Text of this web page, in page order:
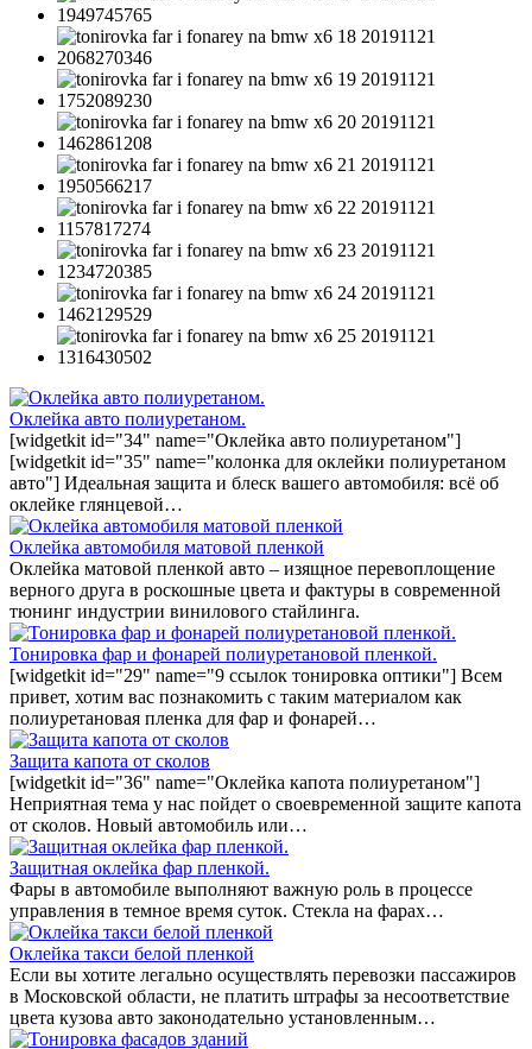
Оклейка авто полиуретаном.
[widgetkit id="34" name="Оклейка авто полиуретаном"]
[widgetkit id="35" name="колонка для оклейки полиуретаном
авто"] Идеальная защита и блеск вашего автомобиля: всё об
оклейке глянцевой…
Оклейка автомобиля матовой пленкой
Оклейка матовой пленкой авто – изящное перевоплощение
верного друга в роскошные цвета и фактуры в современной
тюнинг индустрии винилового стайлинга.
Тонировка фар и фонарей полиуретановой пленкой.
[widgetkit id="29" name="9 ссылок тонировка оптики"] Всем
привет, хотим вас познакомить с таким материалом как
полиуретановая пленка для фар и фонарей…
Защита капота от сколов
[widgetkit id="36" name="Оклейка капота полиуретаном"]
Неприятная тема у нас пойдет о своевременной защите капота
от сколов. Новый автомобиль или…
Защитная оклейка фар пленкой.
Фары в автомобиле выполняют важную роль в процессе
управления в темное время суток. Стекла на фарах…
Оклейка такси белой пленкой
Если вы хотите легально осуществлять перевозки пассажиров
в Московской области, не платить штрафы за несоответствие
цвета кузова авто законодательно установленным…